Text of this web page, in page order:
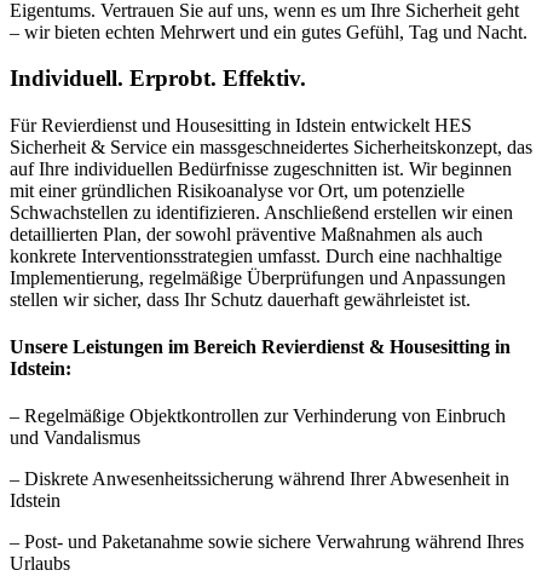
Eigentums. Vertrauen Sie auf uns, wenn es um Ihre Sicherheit geht
– wir bieten echten Mehrwert und ein gutes Gefühl, Tag und Nacht.
Individuell. Erprobt. Effektiv.
Für Revierdienst und Housesitting in Idstein entwickelt HES
Sicherheit & Service ein massgeschneidertes Sicherheitskonzept, das
auf Ihre individuellen Bedürfnisse zugeschnitten ist. Wir beginnen
mit einer gründlichen Risikoanalyse vor Ort, um potenzielle
Schwachstellen zu identifizieren. Anschließend erstellen wir einen
detaillierten Plan, der sowohl präventive Maßnahmen als auch
konkrete Interventionsstrategien umfasst. Durch eine nachhaltige
Implementierung, regelmäßige Überprüfungen und Anpassungen
stellen wir sicher, dass Ihr Schutz dauerhaft gewährleistet ist.
Unsere Leistungen im Bereich Revierdienst & Housesitting in
Idstein:
– Regelmäßige Objektkontrollen zur Verhinderung von Einbruch
und Vandalismus
– Diskrete Anwesenheitssicherung während Ihrer Abwesenheit in
Idstein
– Post- und Paketanahme sowie sichere Verwahrung während Ihres
Urlaubs